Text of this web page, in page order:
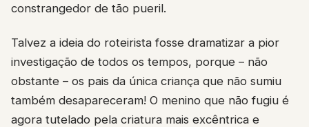
constrangedor de tão pueril.
Talvez a ideia do roteirista fosse dramatizar a pior
investigação de todos os tempos, porque – não
obstante – os pais da única criança que não sumiu
também desapareceram! O menino que não fugiu é
agora tutelado pela criatura mais excêntrica e